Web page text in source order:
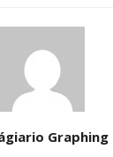
Graphing